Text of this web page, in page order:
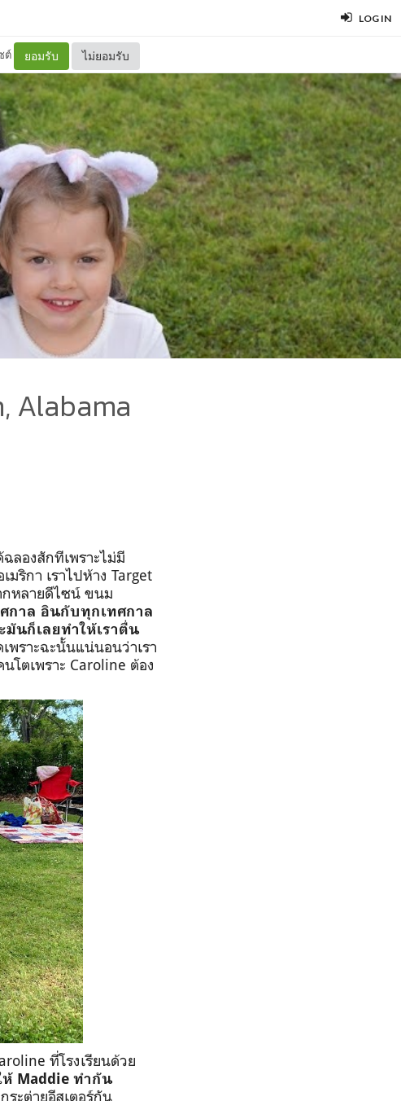
LOG IN
ต์ ยอมรับ ไม่ยอมรับ
Alabama
ลองสักทีเพราะไม่มี
มริกา เราไปห้าง Target
กหลายดีไซน์ ขนม
กาล อินกับทุกเทศกาล
มันก็เลยทำให้เราตื่น
พราะฉะนั้นแน่นอนว่าเรา
นโตเพราะ Caroline ต้อง
ที่โรงเรียนด้วย
ห้ Maddie ทำกัน
ระต่ายอีสเตอร์กัน